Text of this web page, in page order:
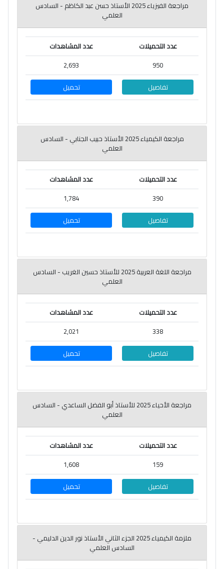
مراجعة الفيزياء 2025 الأستاذ حسن عبد الكاظم - السادس
العلمي
عدد التحميلات
عدد المشاهدات
950
2,693
تفاصيل
تحميل
مراجعة الكيمياء 2025 الأستاذ حبيب الجنابي - السادس
العلمي
عدد التحميلات
عدد المشاهدات
390
1,784
تفاصيل
تحميل
مراجعة اللغة العربية 2025 للأستاذ حسين الغريب - السادس
العلمي
عدد التحميلات
عدد المشاهدات
338
2,021
تفاصيل
تحميل
مراجعة الأحياء 2025 للأستاذ أبو الفضل الساعدي - السادس
العلمي
عدد التحميلات
عدد المشاهدات
159
1,608
تفاصيل
تحميل
ملزمة الكيمياء 2025 الجزء الثاني الأستاذ نور الدين الدليمي -
السادس العلمي